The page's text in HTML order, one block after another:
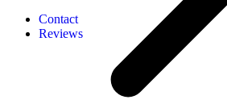
Contact
Reviews